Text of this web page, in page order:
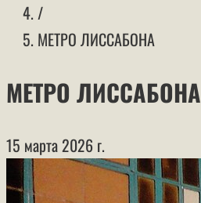
/
МЕТРО ЛИССАБОНА
МЕТРО ЛИССАБОНА
15 марта 2026 г.